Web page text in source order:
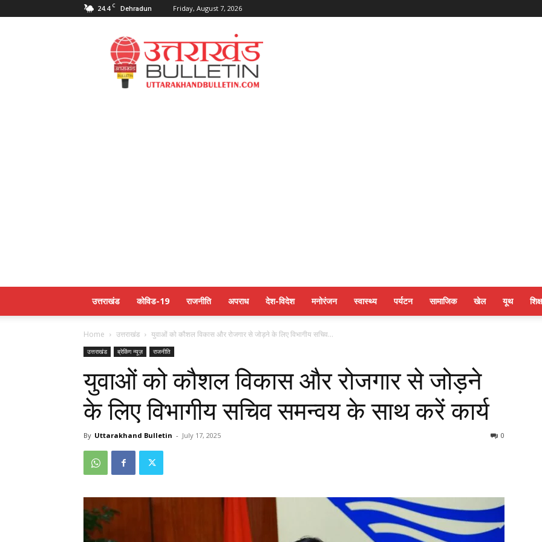
24.4 C Dehradun Friday, August 7, 2026
Uttarakahnd
Bulletin
उत्तराखंड कोविड-19 राजनीति अपराध देश-विदेश मनोरंजन स्वास्थ्य पर्यटन सामाजिक खेल यूथ
Home उत्तराखंड युवाओं को कौशल विकास और रोजगार से जोड़ने के लिए विभागीय सचिव...
उत्तराखंड ब्रेकिंग न्यूज़ राजनीति
युवाओं को कौशल विकास और रोजगार से जोड़ने
के लिए विभागीय सचिव समन्वय के साथ करें कार्य
By Uttarakhand Bulletin - July 17, 2025 0